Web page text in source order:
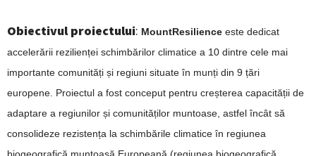
Obiectivul proiectului: MountResilience este dedicat
accelerării rezilienței schimbărilor climatice a 10 dintre cele mai
importante comunități și regiuni situate în munți din 9 țări
europene. Proiectul a fost conceput pentru creșterea capacității de
adaptare a regiunilor și comunităților muntoase, astfel încât să
consolideze rezistența la schimbările climatice în regiunea